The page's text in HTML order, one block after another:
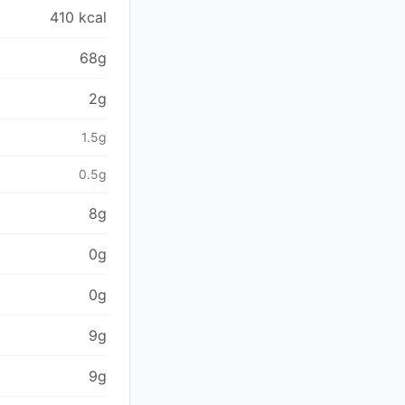
410 kcal
68g
2g
1.5g
0.5g
8g
0g
0g
9g
9g